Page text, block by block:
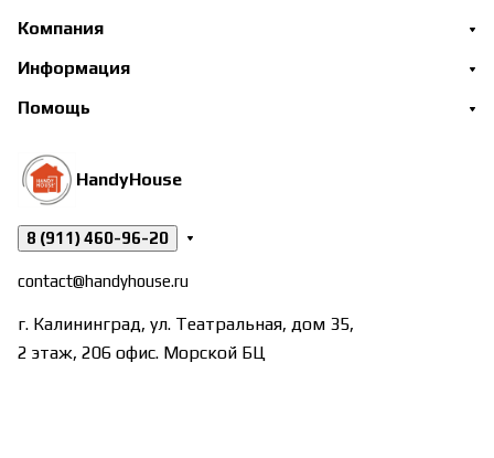
Компания
Информация
Помощь
HandyHouse
8 (911) 460-96-20
contact@handyhouse.ru
г. Калининград, ул. Театральная, дом 35,
2 этаж, 206 офис. Морской БЦ